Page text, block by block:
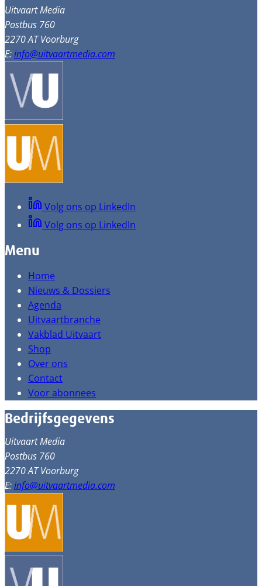
Uitvaart Media
Postbus 760
2270 AT Voorburg
E:info@uitvaartmedia.com
Volg ons op LinkedIn
Volg ons op LinkedIn
Menu
Home
Nieuws & Dossiers
Agenda
Uitvaartbranche
Vakblad Uitvaart
Shop
Over ons
Contact
Voor abonnees
Bedrijfsgegevens
Uitvaart Media
Postbus 760
2270 AT Voorburg
E:info@uitvaartmedia.com